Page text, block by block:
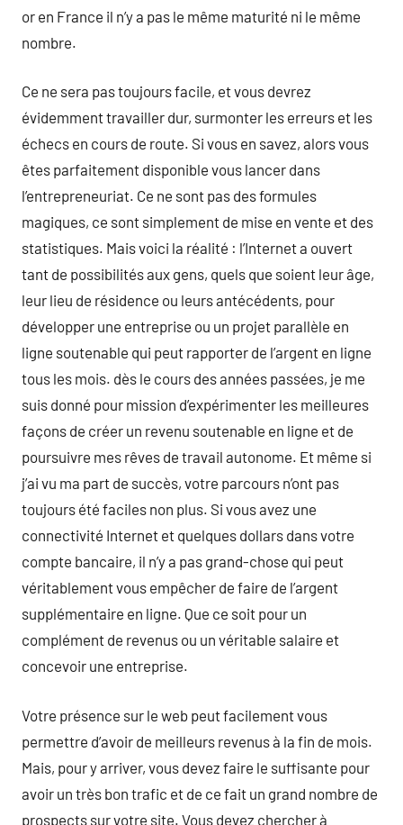
or en France il n’y a pas le même maturité ni le même
nombre.
Ce ne sera pas toujours facile, et vous devrez
évidemment travailler dur, surmonter les erreurs et les
échecs en cours de route. Si vous en savez, alors vous
êtes parfaitement disponible vous lancer dans
l’entrepreneuriat. Ce ne sont pas des formules
magiques, ce sont simplement de mise en vente et des
statistiques. Mais voici la réalité : l’Internet a ouvert
tant de possibilités aux gens, quels que soient leur âge,
leur lieu de résidence ou leurs antécédents, pour
développer une entreprise ou un projet parallèle en
ligne soutenable qui peut rapporter de l’argent en ligne
tous les mois. dès le cours des années passées, je me
suis donné pour mission d’expérimenter les meilleures
façons de créer un revenu soutenable en ligne et de
poursuivre mes rêves de travail autonome. Et même si
j’ai vu ma part de succès, votre parcours n’ont pas
toujours été faciles non plus. Si vous avez une
connectivité Internet et quelques dollars dans votre
compte bancaire, il n’y a pas grand-chose qui peut
véritablement vous empêcher de faire de l’argent
supplémentaire en ligne. Que ce soit pour un
complément de revenus ou un véritable salaire et
concevoir une entreprise.
Votre présence sur le web peut facilement vous
permettre d’avoir de meilleurs revenus à la fin de mois.
Mais, pour y arriver, vous devez faire le suffisante pour
avoir un très bon trafic et de ce fait un grand nombre de
prospects sur votre site. Vous devez chercher à